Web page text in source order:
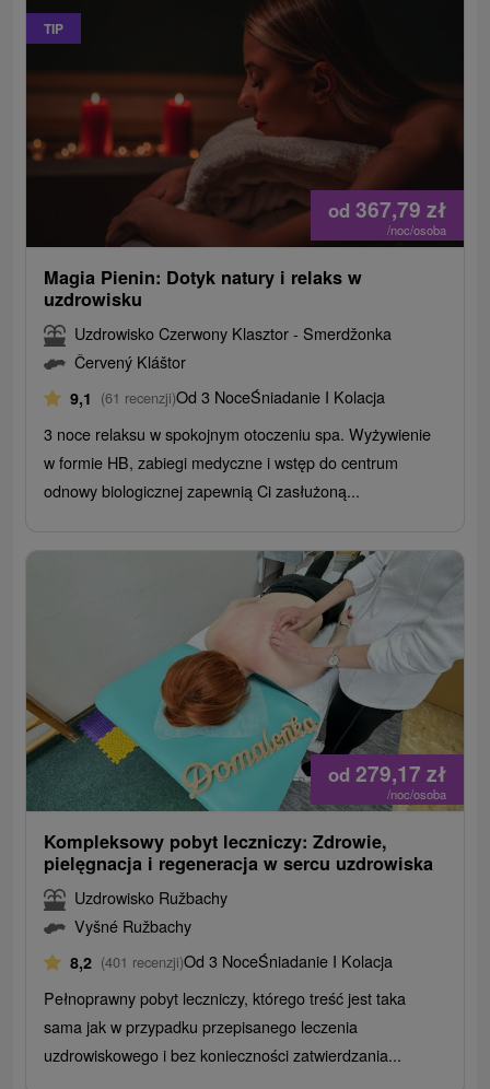
TIP
od 367,79 zł
/noc/osoba
Magia Pienin: Dotyk natury i relaks w
uzdrowisku
Uzdrowisko Czerwony Klasztor - Smerdžonka
Červený Kláštor
9,1 (61 recenzji)Od 3 NoceŚniadanie I Kolacja
3 noce relaksu w spokojnym otoczeniu spa. Wyżywienie
w formie HB, zabiegi medyczne i wstęp do centrum
odnowy biologicznej zapewnią Ci zasłużoną...
od 279,17 zł
/noc/osoba
Kompleksowy pobyt leczniczy: Zdrowie,
pielęgnacja i regeneracja w sercu uzdrowiska
Uzdrowisko Ružbachy
Vyšné Ružbachy
8,2 (401 recenzji)Od 3 NoceŚniadanie I Kolacja
Pełnoprawny pobyt leczniczy, którego treść jest taka
sama jak w przypadku przepisanego leczenia
uzdrowiskowego i bez konieczności zatwierdzania...